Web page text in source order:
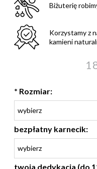
Biżuterię
Korzystamy z
kamieni
* Rozmiar:
bezpłatny karnecik:
twoja dedykacja (do